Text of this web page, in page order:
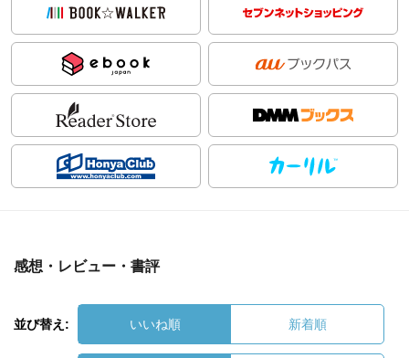
感想・レビュー・書評
並び替え: いいね順 新着順